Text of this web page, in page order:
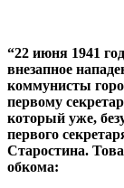
“22 июня 1941
внезапное
коммунисты
первому
который уже,
первого
Старостина.
обкома: